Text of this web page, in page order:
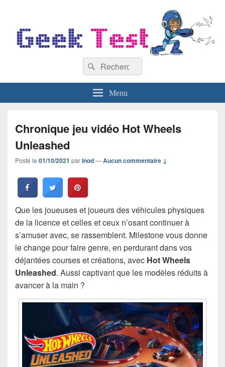
Recherche :
Rechercher
Menu
Chronique jeu vidéo Hot Wheels
Unleashed
Posté le 01/10/2021 parInod—Aucun commentaire ↓
Que les joueuses et joueurs des véhicules physiques
de la licence et celles et ceux n’osant continuer à
s’amuser avec, se rassemblent. Milestone vous donne
le change pour faire genre, en perdurant dans vos
déjantées courses et créations, avec Hot Wheels
Unleashed. Aussi captivant que les modèles réduits à
avancer à la main ?